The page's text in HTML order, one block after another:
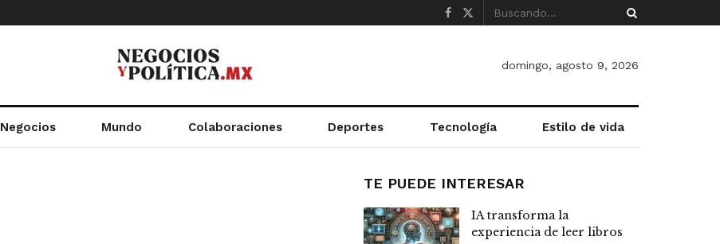
domingo, agosto 9, 2026
Negocios Mundo Colaboraciones Deportes Tecnología Estilo de vida
TE PUEDE INTERESAR
IA transforma la
experiencia de leer libros